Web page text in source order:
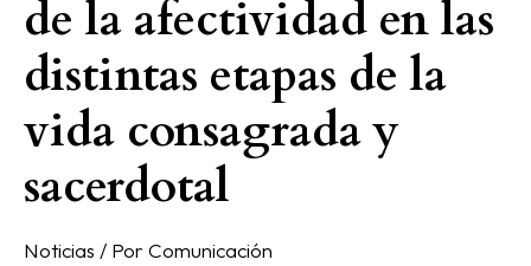
de la afectividad en las
distintas etapas de la
vida consagrada y
sacerdotal
Noticias / Por Comunicación